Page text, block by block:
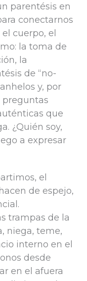
parentésis en
conectarnos
cuerpo, el
la toma de
la
de “no-
y, por
preguntas
que
¿Quién soy,
a expresar
el
de espejo,
trampas de la
niega, teme,
interno en el
desde
en el afuera